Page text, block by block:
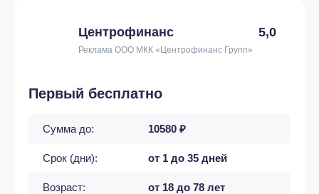
Центрофинанс 5,0
Реклама ООО МКК «Центрофинанс Групп»
Первый бесплатно
Сумма до: 10580 ₽
Срок (дни): от 1 до 35 дней
Возраст: от 18 до 78 лет